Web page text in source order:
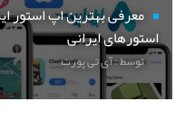
معرفی بهترین اپ استور
استورهای ایرانی
توسط : آی تی پورت